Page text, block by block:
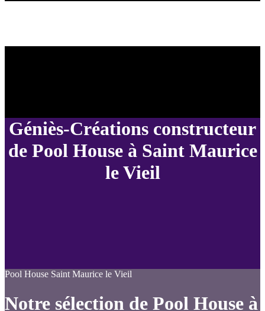
Géniès-Créations constructeur
de Pool House à Saint Maurice
le Vieil
Pool House Saint Maurice le Vieil
Notre sélection de Pool House à